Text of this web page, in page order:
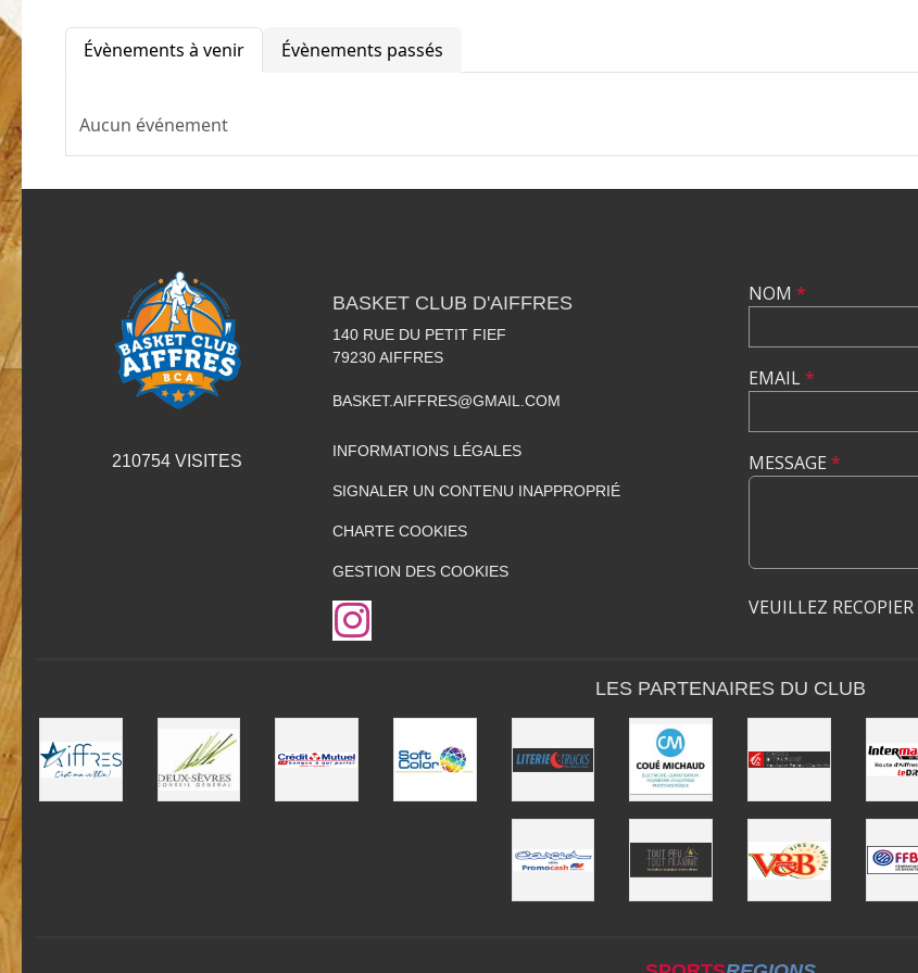
Évènements à venir Évènements passés
Aucun événement
210754VISITES
BASKET CLUB D'AIFFRES
140 RUE DU PETIT FIEF
79230 AIFFRES
BASKET.AIFFRES@GMAIL.COM
INFORMATIONS LÉGALES
SIGNALER UN CONTENU INAPPROPRIÉ
CHARTE COOKIES
GESTION DES COOKIES
NOM *
EMAIL*
MESSAGE *
VEUILLEZ
LES PARTENAIRES DU CLUB